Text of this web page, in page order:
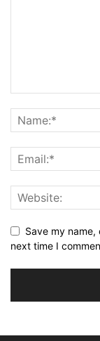
Save my
next time I